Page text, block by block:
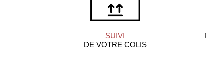
SUIVI
DE VOTRE COLIS